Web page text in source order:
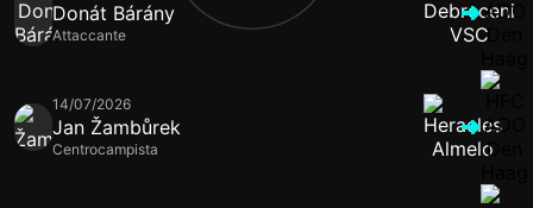
Donát Bárány
Attaccante
14/07/2026
Jan Žambůrek
Centrocampista